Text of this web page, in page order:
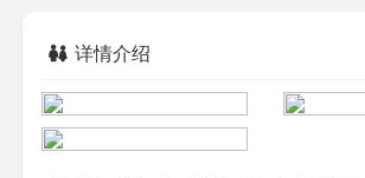
详情介绍